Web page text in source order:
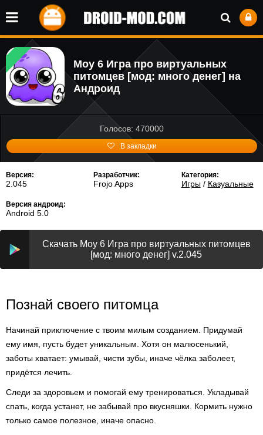
Moy 6 Игра про виртуальных
питомцев [мод: много денег] на
Андроид
Голосов: 470000
В закладки
Версия:
2.045
Разработчик:
Frojo Apps
Категория:
Игры/ Казуальные
Версия андроид:
Android 5.0
Скачать Moy 6 Игра про виртуальных питомцев
[мод: много денег] v.2.045
Познай своего питомца
Начинай приключение с твоим милым созданием. Придумай
ему имя, пусть будет уникальным. Хотя он малюсенький,
заботы хватает: умывай, чисти зубы, иначе чёлка заболеет,
придётся лечить.
Следи за здоровьем и помогай ему тренироваться. Укладывай
спать, когда устанет, не забывай про вкусняшки. Кормить нужно
только самое полезное, иначе опасно.